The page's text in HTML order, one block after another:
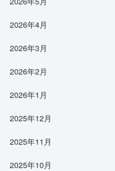
2026年4月
2026年3月
2026年2月
2026年1月
2025年12月
2025年11月
2025年10月